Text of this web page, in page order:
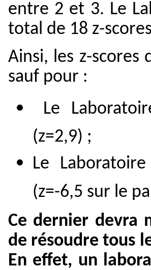
entre 2 et 3. Le
total de 18 z-
Ainsi, les z-
sauf pour :
Le
(z=2,9) ;
Le
(z=-6,5 sur le
Ce dernier devra
de résoudre tous
En effet, un